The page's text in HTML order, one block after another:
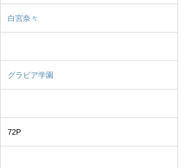
白宮奈々
グラビア学園
72P